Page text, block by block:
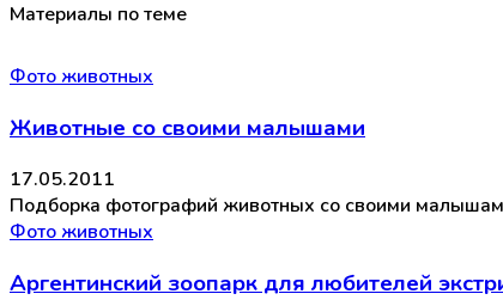
Материалы по теме
Фото животных
Животные со своими малышами
17.05.2011
Подборка фотографий животных со своими
Фото животных
Аргентинский зоопарк для любителей